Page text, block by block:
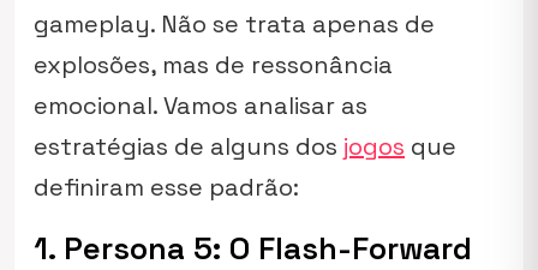
gameplay. Não se trata apenas de
explosões, mas de ressonância
emocional. Vamos analisar as
estratégias de alguns dos jogos que
definiram esse padrão:
1. Persona 5: O Flash-Forward